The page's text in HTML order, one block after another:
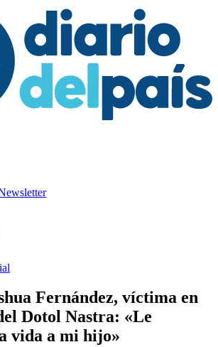
Fernández, víctima en
Dotol Nastra: «Le
vida a mi hijo»